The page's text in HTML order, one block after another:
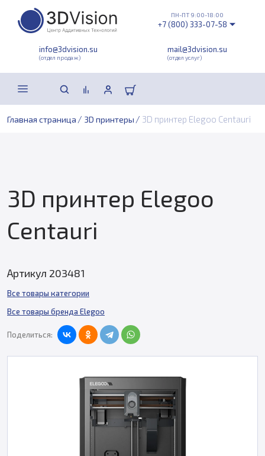
info@3dvision.su
(отдел продаж)
mail@3dvision.su
(отдел услуг)
ПН-ПТ 9:00-18:00
+7 (800) 333-07-58
Главная страница / 3D принтеры / 3D принтер Elegoo Centauri
3D принтер Elegoo
Centauri
Артикул 203481
Все товары категории
Все товары бренда Elegoo
Поделиться: